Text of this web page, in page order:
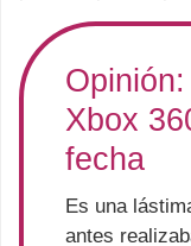
Xbox
fecha
Es una
antes